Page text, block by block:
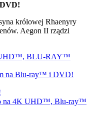
królowej Rhaenyry
Aegon II rządzi
UHD™, BLU-RAY™
na Blu-ray™ i DVD!
na 4K UHD™, Blu-ray™